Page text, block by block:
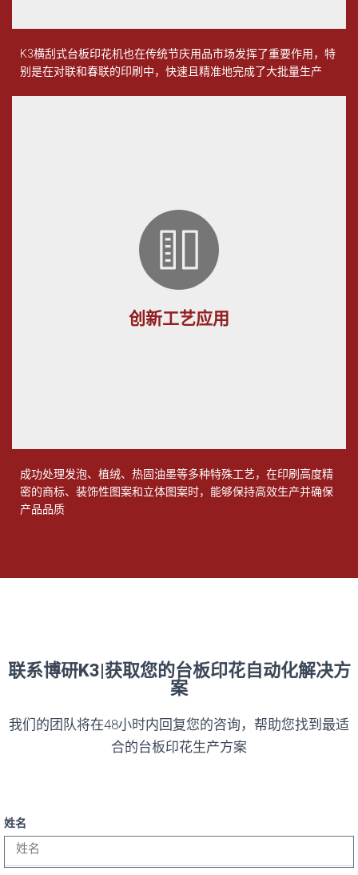
K3横刮式台板印花机也在传统节庆用品市场发挥了重要作用，特
别是在对联和春联的印刷中，快速且精准地完成了大批量生产
创新工艺应用
成功处理发泡、植绒、热固油墨等多种特殊工艺，在印刷高度精
密的商标、装饰性图案和立体图案时，能够保持高效生产并确保
产品品质
联系博研K3|获取您的台板印花自动化解决方
案
我们的团队将在48小时内回复您的咨询，帮助您找到最适
合的台板印花生产方案
姓名